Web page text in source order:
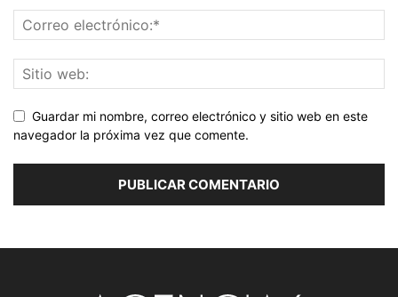
Guardar mi nombre, correo electrónico y sitio web en este
navegador la próxima vez que comente.